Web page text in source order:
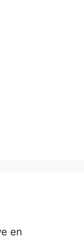
en